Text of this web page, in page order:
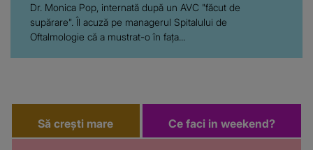
Dr. Monica Pop, internată după un AVC "făcut de
supărare". Îl acuză pe managerul Spitalului de
Oftalmologie că a mustrat-o în fața...
Să crești mare Ce faci in weekend?